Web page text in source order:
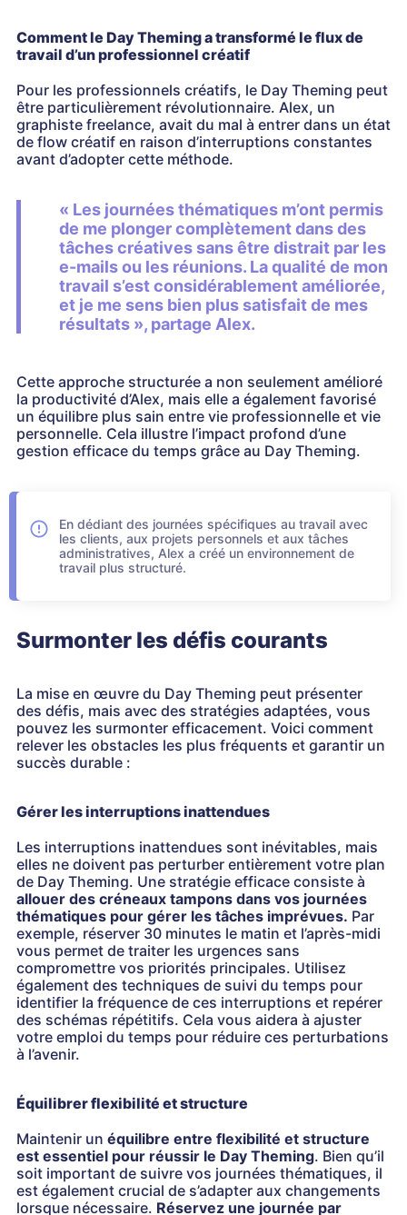
Comment le Day Theming a transformé le flux de
travail d’un professionnel créatif
Pour les professionnels créatifs, le Day Theming peut
être particulièrement révolutionnaire. Alex, un
graphiste freelance, avait du mal à entrer dans un état
de flow créatif en raison d’interruptions constantes
avant d’adopter cette méthode.
« Les journées thématiques m’ont permis
de me plonger complètement dans des
tâches créatives sans être distrait par les
e-mails ou les réunions. La qualité de mon
travail s’est considérablement améliorée,
et je me sens bien plus satisfait de mes
résultats », partage Alex.
Cette approche structurée a non seulement amélioré
la productivité d’Alex, mais elle a également favorisé
un équilibre plus sain entre vie professionnelle et vie
personnelle. Cela illustre l’impact profond d’une
gestion efficace du temps grâce au Day Theming.
En dédiant des journées spécifiques au travail avec
les clients, aux projets personnels et aux tâches
administratives, Alex a créé un environnement de
travail plus structuré.
Surmonter les défis courants
La mise en œuvre du Day Theming peut présenter
des défis, mais avec des stratégies adaptées, vous
pouvez les surmonter efficacement. Voici comment
relever les obstacles les plus fréquents et garantir un
succès durable :
Gérer les interruptions inattendues
Les interruptions inattendues sont inévitables, mais
elles ne doivent pas perturber entièrement votre plan
de Day Theming. Une stratégie efficace consiste à
allouer des créneaux tampons dans vos journées
thématiques pour gérer les tâches imprévues. Par
exemple, réserver 30 minutes le matin et l’après-midi
vous permet de traiter les urgences sans
compromettre vos priorités principales. Utilisez
également des techniques de suivi du temps pour
identifier la fréquence de ces interruptions et repérer
des schémas répétitifs. Cela vous aidera à ajuster
votre emploi du temps pour réduire ces perturbations
à l’avenir.
Équilibrer flexibilité et structure
Maintenir un équilibre entre flexibilité et structure
est essentiel pour réussir le Day Theming. Bien qu’il
soit important de suivre vos journées thématiques, il
est également crucial de s’adapter aux changements
lorsque nécessaire. Réservez une journée par